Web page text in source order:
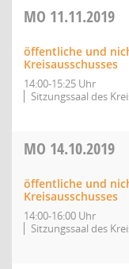
MO 11.11.2019
öffentliche und
Kreisausschusses
14:00-15:25 Uhr
Sitzungssaal des
MO 14.10.2019
öffentliche und
Kreisausschusses
14:00-16:00 Uhr
Sitzungssaal des